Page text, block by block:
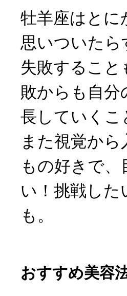
牡羊座はとに
思いついた
失敗するこ
敗からも自
長していく
また視覚か
もの好きで
い！挑戦し
も。
おすすめ美容